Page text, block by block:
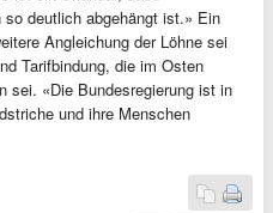
deutlich abgehängt ist.» Ein
Angleichung der Löhne sei
Tarifbindung, die im Osten
sei. «Die Bundesregierung ist in
und ihre Menschen